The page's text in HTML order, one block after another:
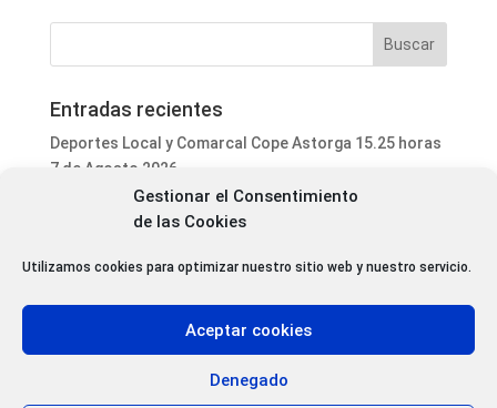
Gestionar el Consentimiento
de las Cookies
Utilizamos cookies para optimizar nuestro sitio web y nuestro servicio.
Aceptar cookies
Denegado
Entradas recientes
Deportes Local y Comarcal Cope Astorga 15.25 horas
7 de Agosto 2026
Informativo Mediodía Cope Astorga 14.20 horas 7 de
Agosto 2026
San Justo de la Vega acoge este fin de semana un
Programa Local Cope Astorga 7 de Agosto 2026
Abiertas las inscripciones para el XXVII Torneo de
Ajedrez de las Fiestas de Santa Marta